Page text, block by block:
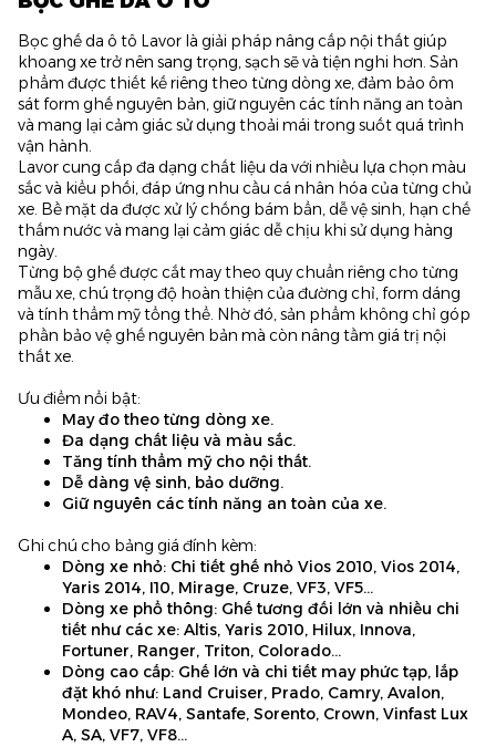
Bọc ghế da ô tô Lavor là giải pháp nâng cấp nội thất giúp
khoang xe trở nên sang trọng, sạch sẽ và tiện nghi hơn. Sản
phẩm được thiết kế riêng theo từng dòng xe, đảm bảo ôm
sát form ghế nguyên bản, giữ nguyên các tính năng an toàn
và mang lại cảm giác sử dụng thoải mái trong suốt quá trình
vận hành.
Lavor cung cấp đa dạng chất liệu da với nhiều lựa chọn màu
sắc và kiểu phối, đáp ứng nhu cầu cá nhân hóa của từng chủ
xe. Bề mặt da được xử lý chống bám bẩn, dễ vệ sinh, hạn chế
thấm nước và mang lại cảm giác dễ chịu khi sử dụng hàng
ngày.
Từng bộ ghế được cắt may theo quy chuẩn riêng cho từng
mẫu xe, chú trọng độ hoàn thiện của đường chỉ, form dáng
và tính thẩm mỹ tổng thể. Nhờ đó, sản phẩm không chỉ góp
phần bảo vệ ghế nguyên bản mà còn nâng tầm giá trị nội
thất xe.
Ưu điểm nổi bật:
May đo theo từng dòng xe.
Đa dạng chất liệu và màu sắc.
Tăng tính thẩm mỹ cho nội thất.
Dễ dàng vệ sinh, bảo dưỡng.
Giữ nguyên các tính năng an toàn của xe.
Ghi chú cho bảng giá đính kèm:
Dòng xe nhỏ: Chi tiết ghế nhỏ Vios 2010, Vios 2014,
Yaris 2014, I10, Mirage, Cruze, VF3, VF5…
Dòng xe phổ thông: Ghế tương đối lớn và nhiều chi
tiết như các xe: Altis, Yaris 2010, Hilux, Innova,
Fortuner, Ranger, Triton, Colorado…
Dòng cao cấp: Ghế lớn và chi tiết may phức tạp, lắp
đặt khó như: Land Cruiser, Prado, Camry, Avalon,
Mondeo, RAV4, Santafe, Sorento, Crown, Vinfast Lux
A, SA, VF7, VF8…